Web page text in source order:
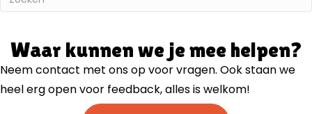
Waar kunnen we je mee helpen?
Neem contact met ons op voor vragen. Ook staan we
heel erg open voor feedback, alles is welkom!